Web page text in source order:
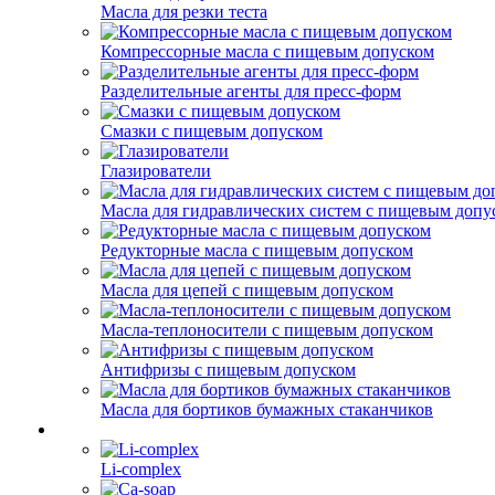
Масла для резки теста
Компрессорные масла с пищевым допуском
Разделительные агенты для пресс-форм
Смазки с пищевым допуском
Глазирователи
Масла для гидравлических систем с пищевым
Редукторные масла с пищевым допуском
Масла для цепей с пищевым допуском
Масла-теплоносители с пищевым допуском
Антифризы с пищевым допуском
Масла для бортиков бумажных стаканчиков
Li-complex